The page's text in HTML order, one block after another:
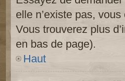
elle n’existe pas,
Vous trouverez plus
en bas de page).
Haut